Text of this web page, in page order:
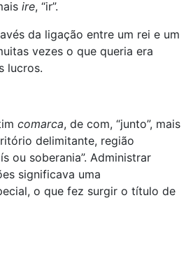
ire, “ir”.
da ligação entre um rei e um
vezes o que queria era
lucros.
comarca, de com, “junto”, mais
delimitante, região
ou soberania”. Administrar
significava uma
o que fez surgir o título de